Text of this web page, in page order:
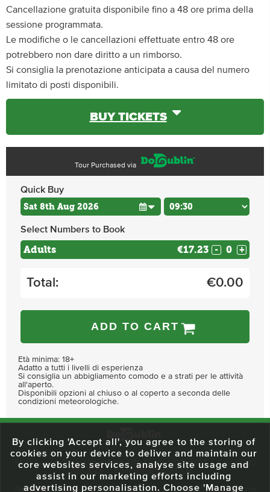
Cancellazione gratuita disponibile fino a 48 ore prima della
sessione programmata.
Le modifiche o le cancellazioni effettuate entro 48 ore
potrebbero non dare diritto a un rimborso.
Si consiglia la prenotazione anticipata a causa del numero
limitato di posti disponibili.
BUY TICKETS
Tour Purchased via
Quick Buy
Select Numbers to Book
Adults €17.23 - +
Total: €0.00
ADD TO CART
Età minima: 18+
Adatto a tutti i livelli di esperienza
Si consiglia un abbigliamento comodo e a strati per le attività
all'aperto.
Disponibili opzioni al chiuso o al coperto a seconda delle
condizioni meteorologiche.
59 O'Connell Street Upper, North City, Dublin 1, D01 RX04 Call:+353 1
703 3024
Email: info@dodublin.ie
We've been entertaining visitors to our town since 1988. We're part of the
By clicking 'Accept all', you agree to the storing of
cookies on your device to deliver and maintain our
core websites services, analyse site usage and
assist in our marketing efforts including
advertising personalisation. Choose 'Manage